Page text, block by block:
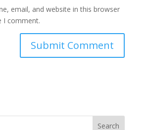
email, and website in this browser
I comment.